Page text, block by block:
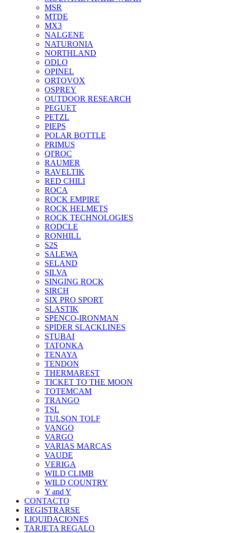
MSR
MTDE
MX3
NALGENE
NATURONIA
NORTHLAND
ODLO
OPINEL
ORTOVOX
OSPREY
OUTDOOR RESEARCH
PEGUET
PETZL
PIEPS
POLAR BOTTLE
PRIMUS
QI'ROC
RAUMER
RAVELTIK
RED CHILI
ROCA
ROCK EMPIRE
ROCK HELMETS
ROCK TECHNOLOGIES
RODCLE
RONHILL
S2S
SALEWA
SELAND
SILVA
SINGING ROCK
SIRCH
SIX PRO SPORT
SLASTIK
SPENCO-IRONMAN
SPIDER SLACKLINES
STUBAI
TATONKA
TENAYA
TENDON
THERMAREST
TICKET TO THE MOON
TOTEMCAM
TRANGO
TSL
TULSON TOLF
VANGO
VARGO
VARIAS MARCAS
VAUDE
VERIGA
WILD CLIMB
WILD COUNTRY
Y and Y
CONTACTO
REGISTRARSE
LIQUIDACIONES
TARJETA REGALO